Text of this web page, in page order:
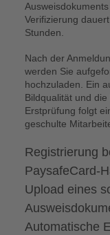
Verifizierung
Stunden.
Nach der
werden Sie
hochzuladen. Ein
Bildqualität und
Erstprüfung folgt
geschulte
Registrierung
PaysafeCard-
Upload eines
Automatische